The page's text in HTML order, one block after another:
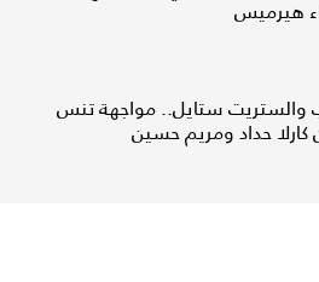
هيرميس
والستريت ستايل.. مواجهة تنس
كارلا حداد ومريم حسين